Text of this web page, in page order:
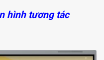
hình tương tác